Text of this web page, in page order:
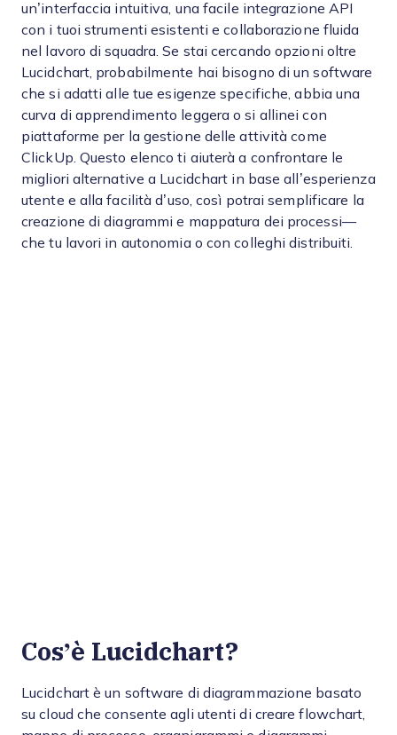
un’interfaccia intuitiva, una facile integrazione API
con i tuoi strumenti esistenti e collaborazione fluida
nel lavoro di squadra. Se stai cercando opzioni oltre
Lucidchart, probabilmente hai bisogno di un software
che si adatti alle tue esigenze specifiche, abbia una
curva di apprendimento leggera o si allinei con
piattaforme per la gestione delle attività come
ClickUp. Questo elenco ti aiuterà a confrontare le
migliori alternative a Lucidchart in base all’esperienza
utente e alla facilità d’uso, così potrai semplificare la
creazione di diagrammi e mappatura dei processi—
che tu lavori in autonomia o con colleghi distribuiti.
Cos’è Lucidchart?
Lucidchart è un software di diagrammazione basato
su cloud che consente agli utenti di creare flowchart,